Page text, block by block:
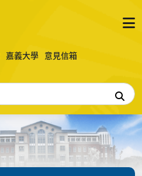
嘉義大學 意見信箱
搜尋